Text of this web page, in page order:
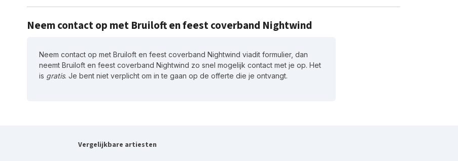
Neem contact op met Bruiloft en feest coverband Nightwind
Neem contact op met Bruiloft en feest coverband Nightwind viadit formulier, dan
neemt Bruiloft en feest coverband Nightwind zo snel mogelijk contact met je op. Het
is gratis. Je bent niet verplicht om in te gaan op de offerte die je ontvangt.
Vergelijkbare artiesten